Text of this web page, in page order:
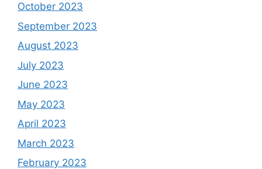
October 2023
September 2023
August 2023
July 2023
June 2023
May 2023
April 2023
March 2023
February 2023